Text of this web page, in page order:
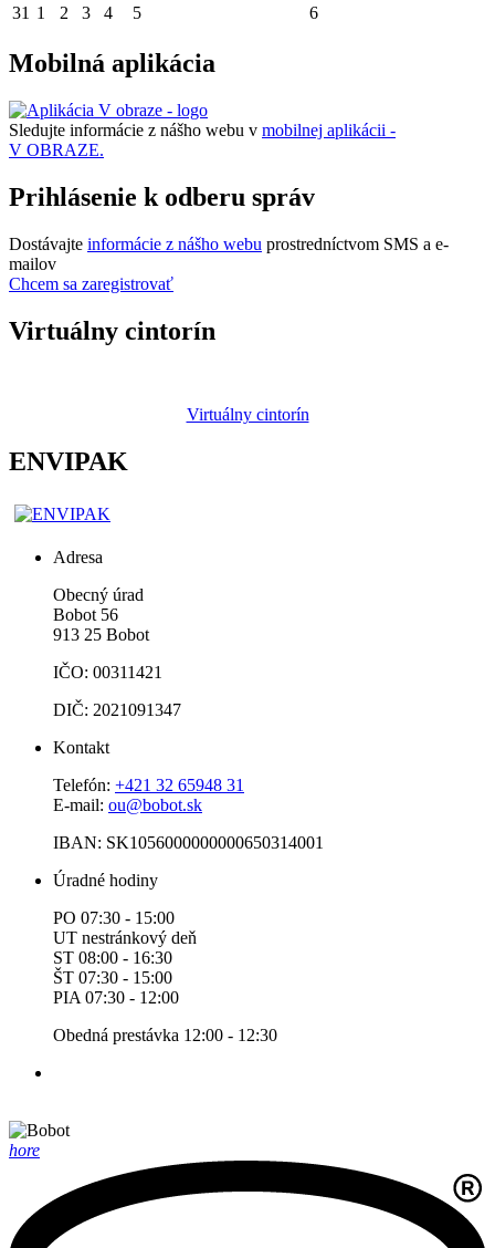
31 1 2 3 4 5 6
Mobilná aplikácia
Sledujte informácie z nášho webu v mobilnej aplikácii -
V OBRAZE.
Prihlásenie k odberu správ
Dostávajte informácie z nášho webu prostredníctvom SMS a e-
mailov
Chcem sa zaregistrovať
Virtuálny cintorín
Virtuálny cintorín
ENVIPAK
Adresa
Obecný úrad
Bobot 56
913 25 Bobot
IČO: 00311421
DIČ: 2021091347
Kontakt
Telefón: +421 32 65948 31
E-mail: ou@bobot.sk
IBAN: SK1056000000000650314001
Úradné hodiny
PO 07:30 - 15:00
UT nestránkový deň
ST 08:00 - 16:30
ŠT 07:30 - 15:00
PIA 07:30 - 12:00
Obedná prestávka 12:00 - 12:30
hore